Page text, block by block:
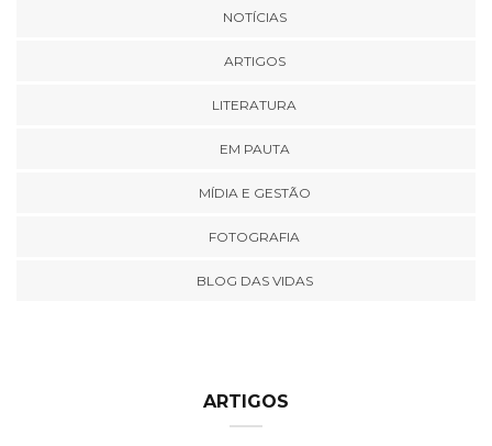
NOTÍCIAS
ARTIGOS
LITERATURA
EM PAUTA
MÍDIA E GESTÃO
FOTOGRAFIA
BLOG DAS VIDAS
ARTIGOS